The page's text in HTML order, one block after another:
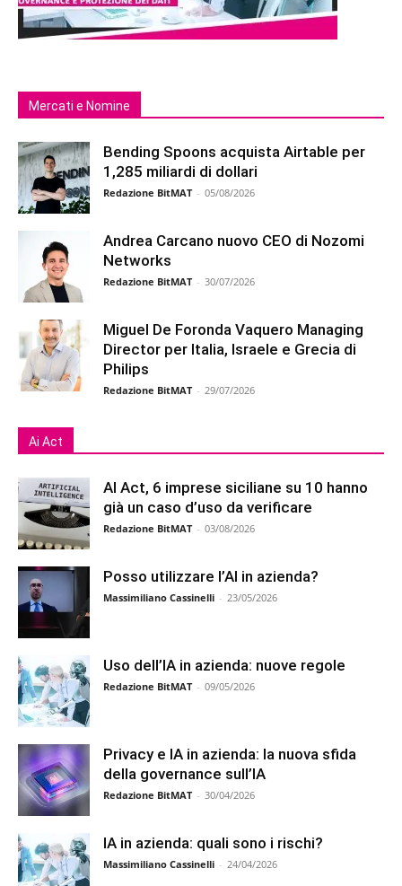
Mercati e Nomine
Bending Spoons acquista Airtable per
1,285 miliardi di dollari
Redazione BitMAT - 05/08/2026
Andrea Carcano nuovo CEO di Nozomi
Networks
Redazione BitMAT - 30/07/2026
Miguel De Foronda Vaquero Managing
Director per Italia, Israele e Grecia di
Philips
Redazione BitMAT - 29/07/2026
Ai Act
AI Act, 6 imprese siciliane su 10 hanno
già un caso d’uso da verificare
Redazione BitMAT - 03/08/2026
Posso utilizzare l’AI in azienda?
Massimiliano Cassinelli - 23/05/2026
Uso dell’IA in azienda: nuove regole
Redazione BitMAT - 09/05/2026
Privacy e IA in azienda: la nuova sfida
della governance sull’IA
Redazione BitMAT - 30/04/2026
IA in azienda: quali sono i rischi?
Massimiliano Cassinelli - 24/04/2026